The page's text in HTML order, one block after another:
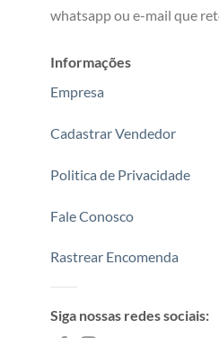
whatsapp ou e-mail que
Informações
Empresa
Cadastrar Vendedor
Politica de Privacidade
Fale Conosco
Rastrear Encomenda
Siga nossas redes sociais: